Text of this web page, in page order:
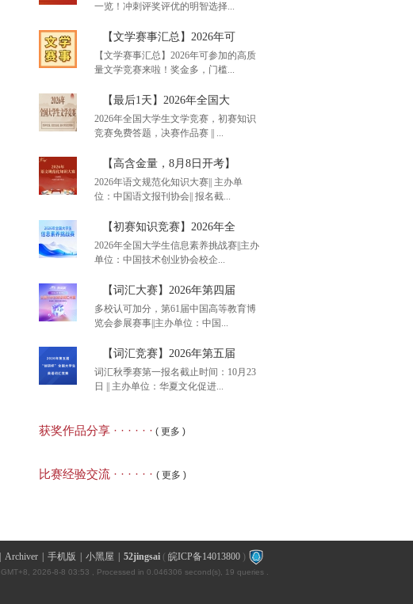
【榜单赛事汇总】通知！20
一览！冲刺评奖评优的明智选择...
【学科赛事汇总】新一轮学
【文学赛事汇总】2026年可
【文学赛事汇总】2026年可参加的高质
量文学竞赛来啦！奖金多，门槛...
【文学赛事汇总】2026年可
【最后1天】2026年全国大
2026年全国大学生文学竞赛，初赛知识
竞赛免费答题，决赛作品赛 || ...
【最后1天】2026年全国大
【高含金量，8月8日开考】
2026年语文规范化知识大赛|| 主办单
位：中国语文报刊协会|| 报名截...
【高含金量，8月8日开考】
【初赛知识竞赛】2026年全
2026年全国大学生信息素养挑战赛||主办
单位：中国技术创业协会校企...
【初赛知识竞赛】2026年全
【词汇大赛】2026年第四届
多校认可加分，第61届中国高等教育博
览会参展赛事||主办单位：中国...
【词汇大赛】2026年第四届
【词汇竞赛】2026年第五届
词汇秋季赛第一报名截止时间：10月23
日 || 主办单位：华夏文化促进...
获奖作品分享 · · · · · · ( 更多 )
比赛经验交流 · · · · · · ( 更多 )
Archiver 手机版 小黑屋 52jingsai ( 皖ICP备14013800 )
GMT+8, 2026-8-8 03:53 , Processed in 0.046306 second(s), 19 queries .